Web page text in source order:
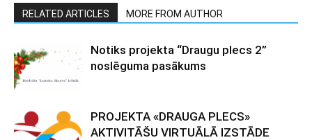
RELATED ARTICLES MORE FROM AUTHOR
Notiks projekta “Draugu plecs 2”
noslēguma pasākums
PROJEKTA «DRAUGA PLECS»
AKTIVITĀŠU VIRTUĀLĀ IZSTĀDE